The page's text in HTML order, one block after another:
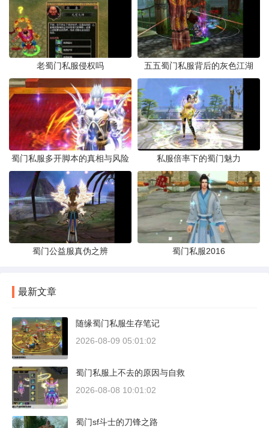
老蜀门私服侵权吗 五五蜀门私服背后的灰色江湖
蜀门私服多开脚本的真相与风险 私服倍率下的蜀门魅力
蜀门公益服真伪之辨 蜀门私服2016
最新文章
随缘蜀门私服生存笔记
2026-08-09 05:01:02
蜀门私服上不去的原因与自救
2026-08-08 10:01:02
蜀门sf斗士的刀锋之路